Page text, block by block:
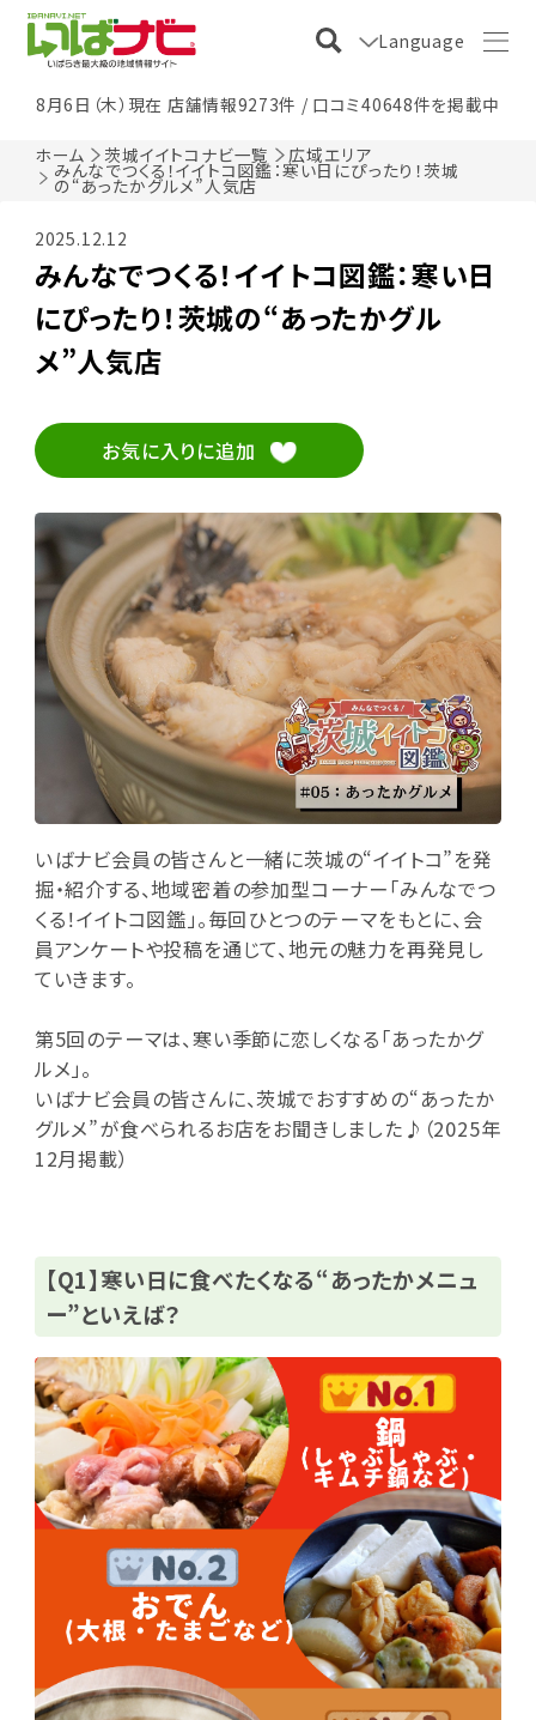
Language
8月6日（木）現在 店舗情報9273件 / 口コミ40648件を掲載中
ホーム 茨城イイトコナビ一覧 広域エリア
みんなでつくる！イイトコ図鑑：寒い日にぴったり！茨城
の“あったかグルメ”人気店
2025.12.12
みんなでつくる！イイトコ図鑑：寒い日
にぴったり！茨城の“あったかグル
メ”人気店
お気に入りに追加
いばナビ会員の皆さんと一緒に茨城の“イイトコ”を発
掘・紹介する、地域密着の参加型コーナー「みんなでつ
くる！イイトコ図鑑」。毎回ひとつのテーマをもとに、会
員アンケートや投稿を通じて、地元の魅力を再発見し
ていきます。
第5回のテーマは、寒い季節に恋しくなる「あったかグ
ルメ」。
いばナビ会員の皆さんに、茨城でおすすめの“あったか
グルメ”が食べられるお店をお聞きしました♪（2025年
12月掲載）
【Q1】寒い日に食べたくなる“あったかメニュ
ー”といえば？